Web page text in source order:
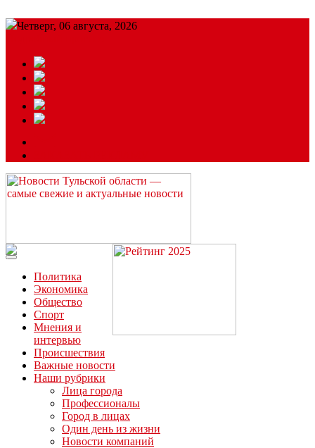
Четверг, 06 августа, 2026
Читайте последние новости дня в Тульской области на сайте
“ЗаНовомосковск”
Политика
Экономика
Общество
Спорт
Мнения и
интервью
Происшествия
Важные новости
Наши рубрики
Лица города
Профессионалы
Город в лицах
Один день из жизни
Новости компаний